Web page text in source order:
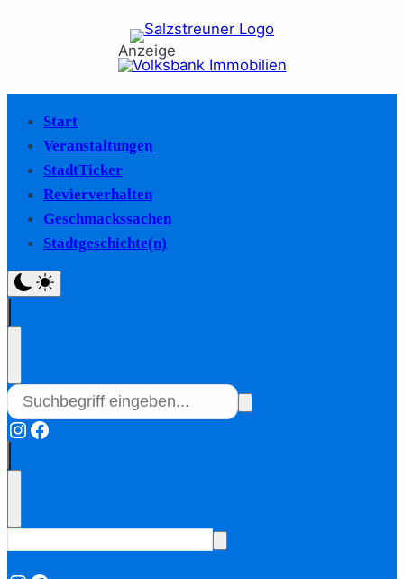
Anzeige
Start
Veranstaltungen
StadtTicker
Revierverhalten
Geschmackssachen
Stadtgeschichte(n)
Instagram
Facebook